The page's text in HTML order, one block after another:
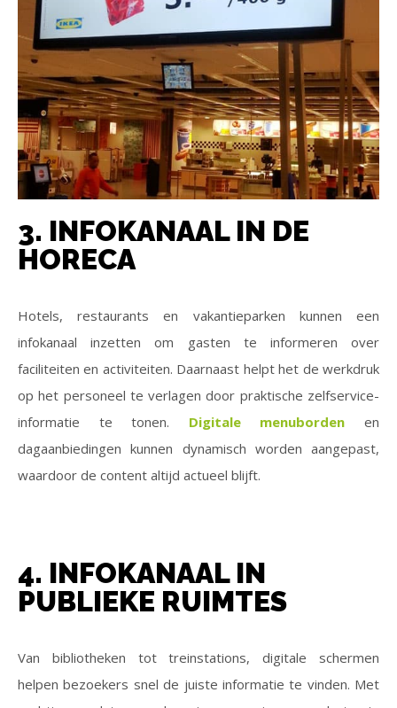
3. INFOKANAAL IN DE
HORECA
Hotels, restaurants en vakantieparken kunnen een
infokanaal inzetten om gasten te informeren over
faciliteiten en activiteiten. Daarnaast helpt het de werkdruk
op het personeel te verlagen door praktische zelfservice-
informatie te tonen. Digitale menuborden en
dagaanbiedingen kunnen dynamisch worden aangepast,
waardoor de content altijd actueel blijft.
4. INFOKANAAL IN
PUBLIEKE RUIMTES
Van bibliotheken tot treinstations, digitale schermen
helpen bezoekers snel de juiste informatie te vinden. Met